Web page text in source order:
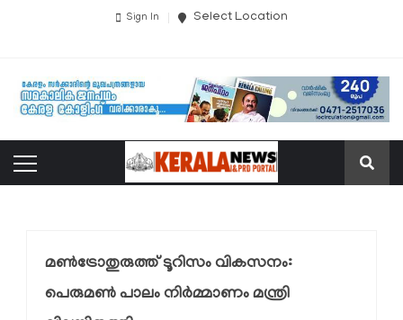
Sign In Select Location
മൺട്രോതുരുത്ത് ടൂറിസം വികസനം:
പെരുമൺ പാലം നിർമ്മാണം മന്ത്രി